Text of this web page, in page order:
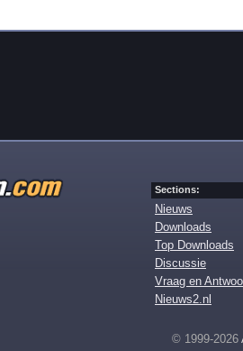
Sections:
Nieuws
Downloads
Top Downloads
Discussie
Vraag en
Nieuws2.nl
© 1999-2026